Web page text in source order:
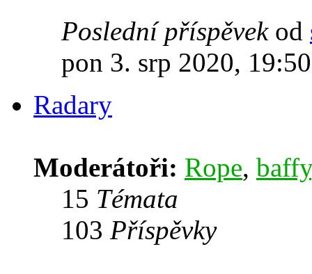
Poslední příspěvekod
pon 3. srp 2020, 19:50
Radary
Moderátoři: Rope, baffy
15 Témata
103 Příspěvky